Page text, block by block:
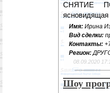
СНЯТИЕ
Имя: Ирина
Вид сделки:
Контакты:
Регион:
08.09.2020
Шоу